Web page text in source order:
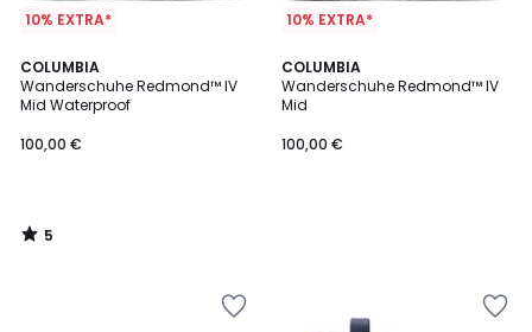
10% EXTRA*
COLUMBIA
Wanderschuhe Redmond™ IV
Mid Waterproof
100,00 €
5
/
5
5
/
10% EXTRA*
COLUMBIA
Wanderschuhe Redmond™ IV
Mid
100,00 €